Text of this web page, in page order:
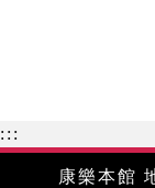
:::
康樂本館